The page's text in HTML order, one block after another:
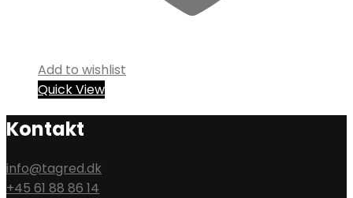
Add to wishlist
Quick View
Kontakt
info@tagred.dk
+45 61 88 86 14